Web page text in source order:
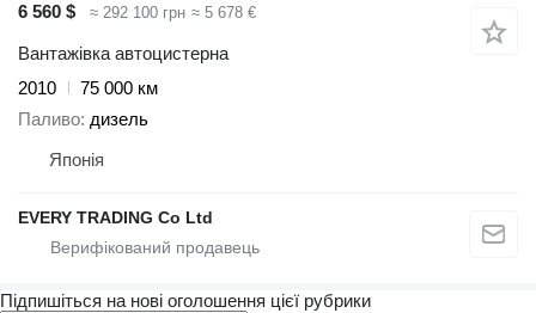
6 560 $
≈ 292 100 грн ≈ 5 678 €
Вантажівка автоцистерна
2010
75 000 км
Паливо дизель
Японія
EVERY TRADING Co Ltd
Підпишіться на нові оголошення цієї рубрики